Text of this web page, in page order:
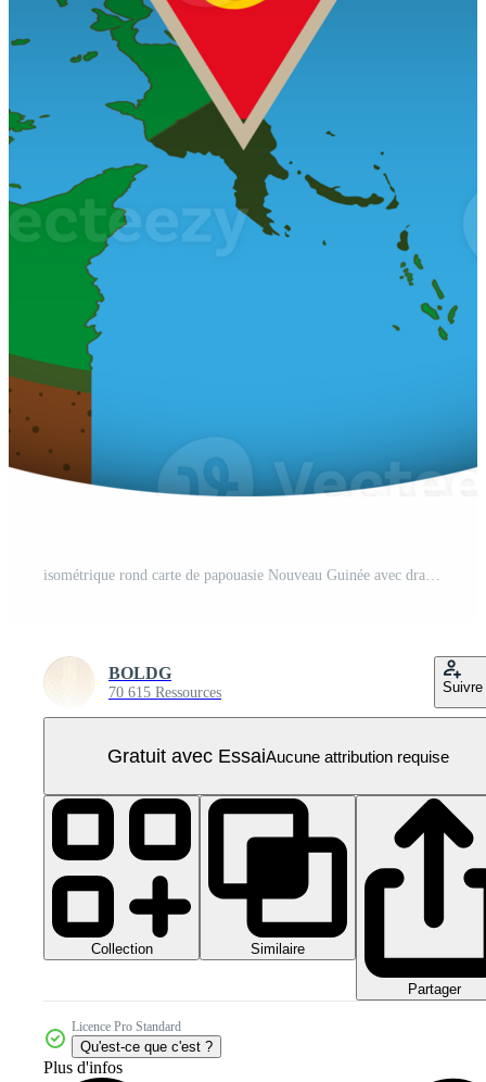
isométrique rond carte de papouasie Nouveau Guinée avec drapeau. PNG Pro
BOLDG
70 615 Ressources Suivre
Gratuit avec EssaiAucune attribution requise
Collection Similaire
Partager
Licence Pro Standard
Qu'est-ce que c'est ?
Plus d'infos